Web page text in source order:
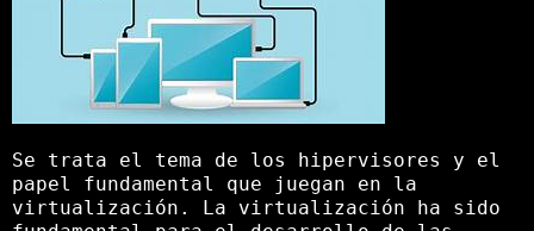
Se trata el tema de los hipervisores y el
papel fundamental que juegan en la
virtualización. La virtualización ha sido